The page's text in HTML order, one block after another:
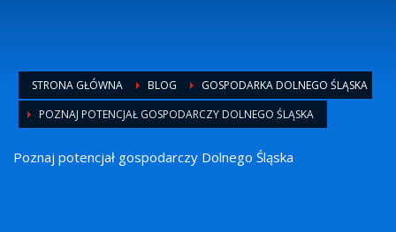
STRONA GŁÓWNA BLOG
GOSPODARKA DOLNEGO ŚLĄSKA
POZNAJ POTENCJAŁ GOSPODARCZY DOLNEGO ŚLĄSKA
Poznaj potencjał gospodarczy Dolnego Śląska